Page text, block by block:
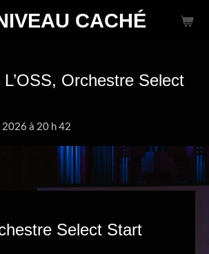
CACHÉ
Orchestre Select
à 20 h 42
Select Start